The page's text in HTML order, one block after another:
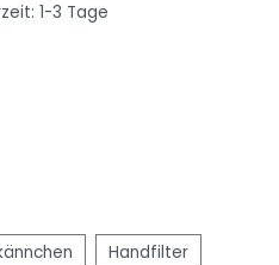
1-3 Tage
Handfilter